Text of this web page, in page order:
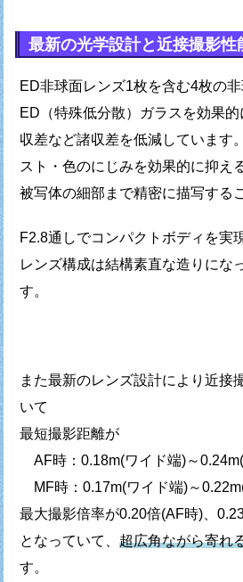
最新の光学設計と近接撮影性
ED非球面レンズ1枚を含む4枚の
ED（特殊低分散）ガラスを効果
収差など諸収差を低減しています。
スト・色のにじみを効果的に抑え
被写体の細部まで精密に描写する
F2.8通しでコンパクトボディを実
レンズ構成は結構素直な造りにな
す。
また最新のレンズ設計により近接
いて
最短撮影距離が
AF時：0.18m(ワイド端)～
MF時：0.17m(ワイド端)～
最大撮影倍率が0.20倍(AF時)、
となっていて、 超広角ながら寄れ
す。